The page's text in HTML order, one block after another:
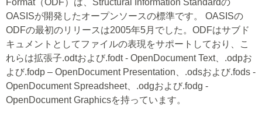
Format（ODF）は、Structural Information Standardの
OASISが開発したオープンソースの標準です。 OASISの
ODFの最初のリリースは2005年5月でした。ODFはサブド
キュメントとしてファイルの表現をサポートしており、こ
れらは拡張子.odtおよび.fodt - OpenDocument Text、.odpお
よび.fodp – OpenDocument Presentation、.odsおよび.fods -
OpenDocument Spreadsheet、.odgおよび.fodg -
OpenDocument Graphicsを持っています。